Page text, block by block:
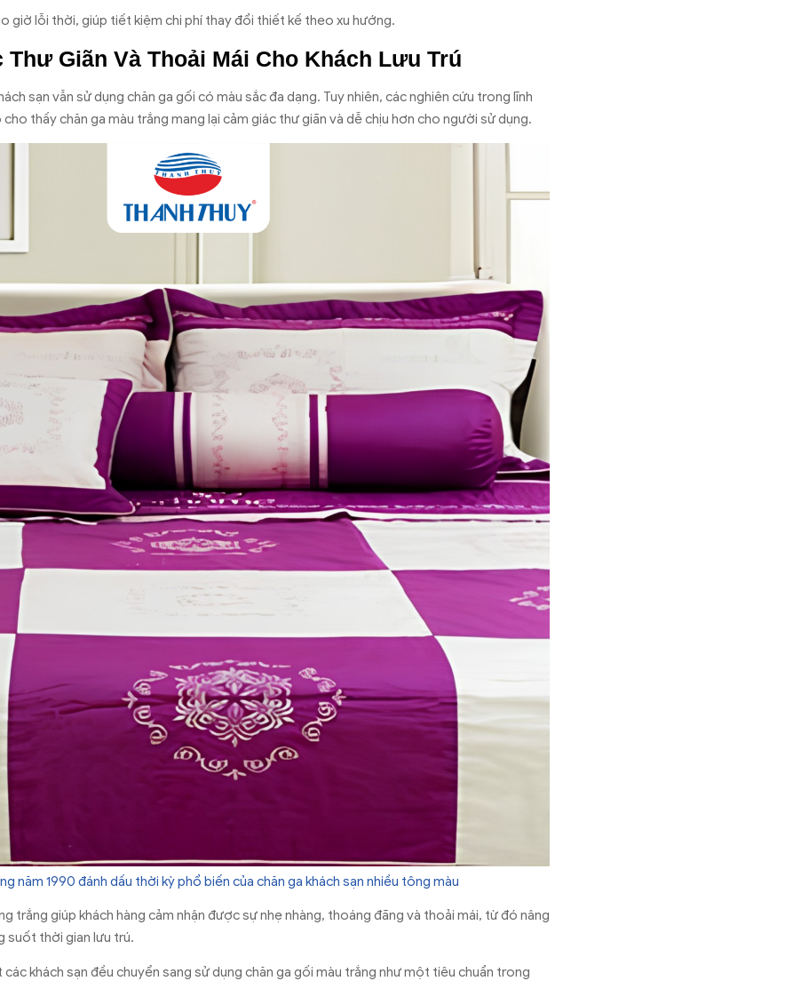
giờ lỗi thời, giúp tiết kiệm chi phí thay đổi thiết kế theo xu hướng.
Thư Giãn Và Thoải Mái Cho Khách Lưu Trú
sạn vẫn sử dụng chăn ga gối có màu sắc đa dạng. Tuy nhiên, các nghiên cứu trong lĩnh
thấy chăn ga màu trắng mang lại cảm giác thư giãn và dễ chịu hơn cho người sử dụng.
năm 1990 đánh dấu thời kỳ phổ biến của chăn ga khách sạn nhiều tông màu
trắng giúp khách hàng cảm nhận được sự nhẹ nhàng, thoáng đãng và thoải mái, từ đó nâng
suốt thời gian lưu trú.
các khách sạn đều chuyển sang sử dụng chăn ga gối màu trắng như một tiêu chuẩn trong